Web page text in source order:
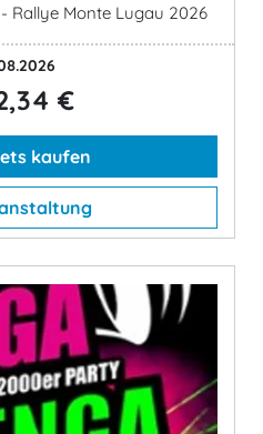
Rallye Monte Lugau 2026
€
kaufen